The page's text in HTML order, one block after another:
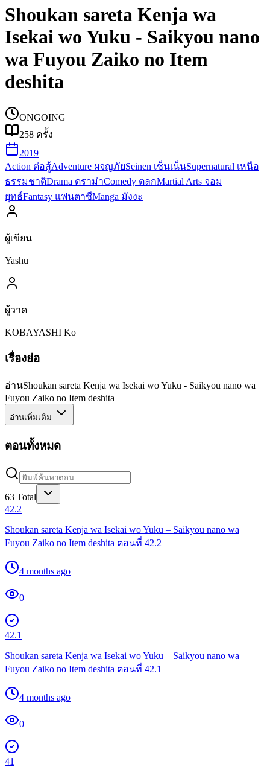
Shoukan sareta Kenja wa
Isekai wo Yuku - Saikyou nano
wa Fuyou Zaiko no Item
deshita
ONGOING
258 ครั้ง
2019
Action ต่อสู้Adventure ผจญภัยSeinen เซ็นเน็นSupernatural เหนือ
ธรรมชาติDrama ดราม่าComedy ตลกMartial Arts จอม
ยุทธ์Fantasy แฟนตาซีManga มังงะ
ผู้เขียน
Yashu
ผู้วาด
KOBAYASHI Ko
เรื่องย่อ
อ่านShoukan sareta Kenja wa Isekai wo Yuku - Saikyou nano wa
Fuyou Zaiko no Item deshita
อ่านเพิ่มเติม
ตอนทั้งหมด
63 Total
42.2
Shoukan sareta Kenja wa Isekai wo Yuku – Saikyou nano wa
Fuyou Zaiko no Item deshita ตอนที่ 42.2
4 months ago
0
42.1
Shoukan sareta Kenja wa Isekai wo Yuku – Saikyou nano wa
Fuyou Zaiko no Item deshita ตอนที่ 42.1
4 months ago
0
41